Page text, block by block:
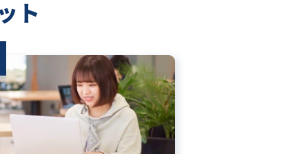
ト